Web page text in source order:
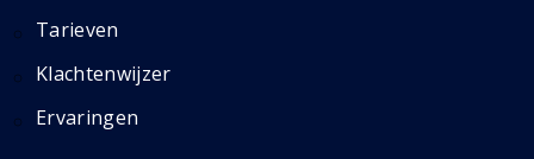
Tarieven
Klachtenwijzer
Ervaringen